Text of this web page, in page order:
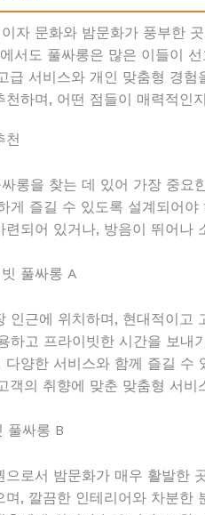
자 문화와 밤문화가 풍부한
서도 풀싸롱은 많은 이들이
급 서비스와 개인 맞춤형 경
하며, 어떤 점들이 매력적인
천
롱을 찾는 데 있어 가장 중요
게 즐길 수 있도록 설계되어
되어 있거나, 방음이 뛰어나
풀싸롱 A
인근에 위치하며, 현대적이고
하고 프라이빗한 시간을 보내
다양한 서비스와 함께 즐길
객의 취향에 맞춘 맞춤형 서비
풀싸롱 B
으로서 밤문화가 매우 활발한
며, 깔끔한 인테리어와 차분한